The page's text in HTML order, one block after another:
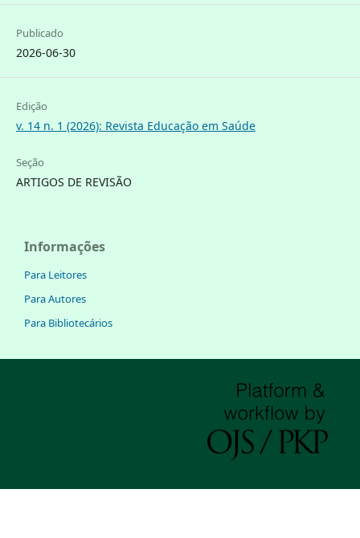
Publicado
2026-06-30
Edição
v. 14 n. 1 (2026): Revista Educação em Saúde
Seção
ARTIGOS DE REVISÃO
Informações
Para Leitores
Para Autores
Para Bibliotecários